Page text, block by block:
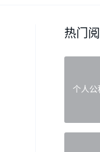
热门
个人公